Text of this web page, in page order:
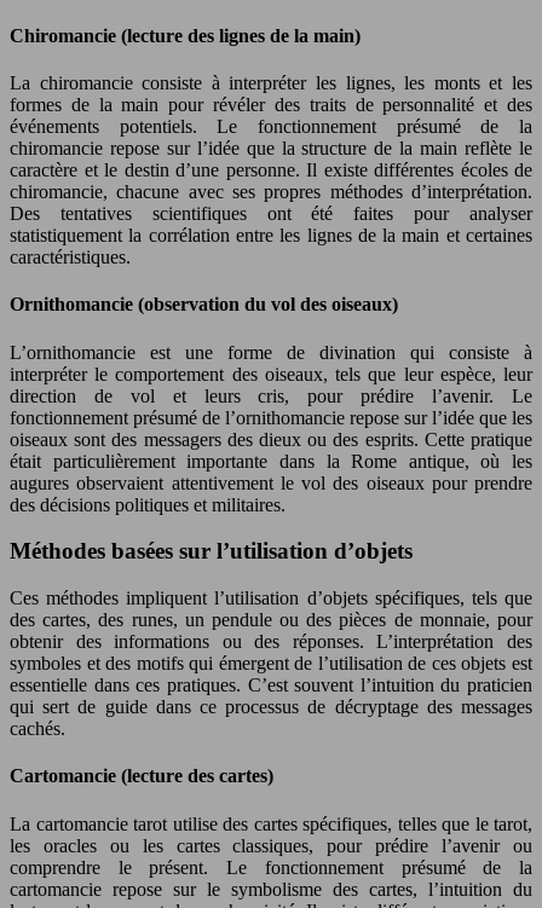
Chiromancie (lecture des lignes de la main)
La chiromancie consiste à interpréter les lignes, les monts et les
formes de la main pour révéler des traits de personnalité et des
événements potentiels. Le fonctionnement présumé de la
chiromancie repose sur l’idée que la structure de la main reflète le
caractère et le destin d’une personne. Il existe différentes écoles de
chiromancie, chacune avec ses propres méthodes d’interprétation.
Des tentatives scientifiques ont été faites pour analyser
statistiquement la corrélation entre les lignes de la main et certaines
caractéristiques.
Ornithomancie (observation du vol des oiseaux)
L’ornithomancie est une forme de divination qui consiste à
interpréter le comportement des oiseaux, tels que leur espèce, leur
direction de vol et leurs cris, pour prédire l’avenir. Le
fonctionnement présumé de l’ornithomancie repose sur l’idée que les
oiseaux sont des messagers des dieux ou des esprits. Cette pratique
était particulièrement importante dans la Rome antique, où les
augures observaient attentivement le vol des oiseaux pour prendre
des décisions politiques et militaires.
Méthodes basées sur l’utilisation d’objets
Ces méthodes impliquent l’utilisation d’objets spécifiques, tels que
des cartes, des runes, un pendule ou des pièces de monnaie, pour
obtenir des informations ou des réponses. L’interprétation des
symboles et des motifs qui émergent de l’utilisation de ces objets est
essentielle dans ces pratiques. C’est souvent l’intuition du praticien
qui sert de guide dans ce processus de décryptage des messages
cachés.
Cartomancie (lecture des cartes)
La cartomancie tarot utilise des cartes spécifiques, telles que le tarot,
les oracles ou les cartes classiques, pour prédire l’avenir ou
comprendre le présent. Le fonctionnement présumé de la
cartomancie repose sur le symbolisme des cartes, l’intuition du